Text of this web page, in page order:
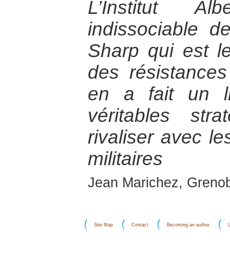
L’Institut
indissociable
Sharp qui est
des
en a fait un
véritables
rivaliser avec
militaires
Jean Marichez,
Site Map Contact Becoming an author